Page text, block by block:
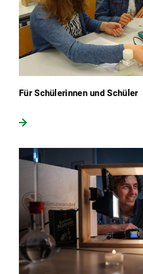
Für Schülerinnen und Schüler